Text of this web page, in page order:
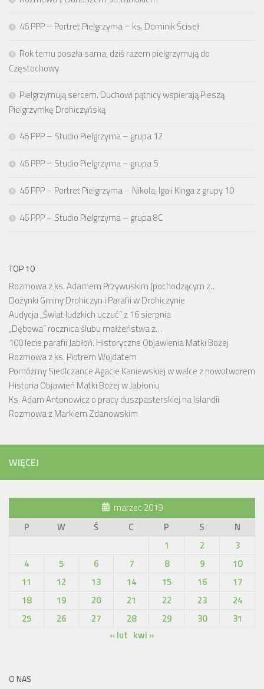
46 PPP – Portret Pielgrzyma – ks. Dominik Ściseł
Rok temu poszła sama, dziś razem pielgrzymują do
Częstochowy
Pielgrzymują sercem. Duchowi pątnicy wspierają Pieszą
Pielgrzymkę Drohiczyńską
46 PPP – Studio Pielgrzyma – grupa 12
46 PPP – Studio Pielgrzyma – grupa 5
46 PPP – Portret Pielgrzyma – Nikola, Iga i Kinga z grupy 10
46 PPP – Studio Pielgrzyma – grupa 8C
TOP 10
Rozmowa z ks. Adamem Przywuskim (pochodzącym z…
Dożynki Gminy Drohiczyn i Parafii w Drohiczynie
Audycja „Świat ludzkich uczuć” z 16 sierpnia
„Dębowa” rocznica ślubu małżeństwa z…
100 lecie parafii Jabłoń. Historyczne Objawienia Matki Bożej
Rozmowa z ks. Piotrem Wojdatem
Pomóżmy Siedlczance Agacie Kaniewskiej w walce z nowotworem
Historia Objawień Matki Bożej w Jabłoniu
Ks. Adam Antonowicz o pracy duszpasterskiej na Islandii
Rozmowa z Markiem Zdanowskim
WIĘCEJ
marzec 2019
P
W Ś C P S
N
1
2
3
4
5 6 7 8 9
10
11
12 13 14 15 16
17
18
19 20 21 22 23
24
25
26 27 28 29 30
31
« lut kwi »
O NAS